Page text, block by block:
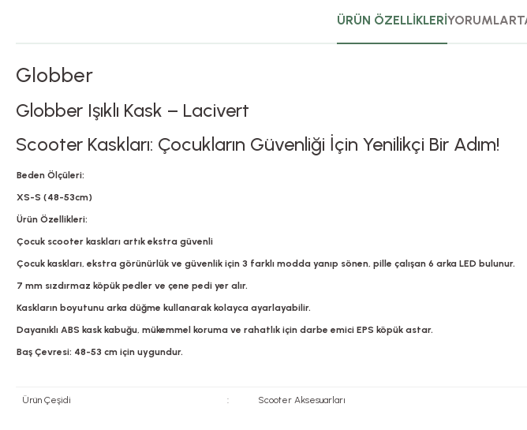
ÜRÜN ÖZELLİKLERİYORUMLAR
Globber
Globber Işıklı Kask – Lacivert
Scooter Kaskları: Çocukların Güvenliği İçin Yenilikçi Bir Adım!
Beden Ölçüleri:
XS-S (48-53cm)
Ürün Özellikleri:
Çocuk scooter kaskları artık ekstra güvenli
Çocuk kaskları, ekstra görünürlük ve güvenlik için 3 farklı modda yanıp sönen, pille çalışan 6 arka LED bulunur.
7 mm sızdırmaz köpük pedler ve çene pedi yer alır.
Kaskların boyutunu arka düğme kullanarak kolayca ayarlayabilir.
Dayanıklı ABS kask kabuğu, mükemmel koruma ve rahatlık için darbe emici EPS köpük astar.
Baş Çevresi: 48-53 cm için uygundur.
Ürün Çeşidi : Scooter Aksesuarları